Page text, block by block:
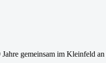
gemeinsam im Kleinfeld